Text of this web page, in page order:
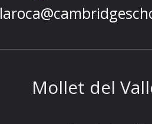
Mollet del